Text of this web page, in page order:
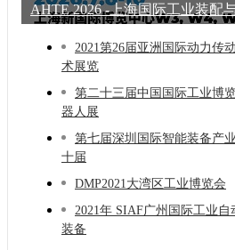
AHTE 2026 -上海国际工业装配
2021第26届亚洲国际动力传
术展览
第二十三届中国国际工业
器人展
第七届深圳国际智能装备产
十届
DMP2021大湾区工业博览会
2021年 SIAF广州国际工业自
装备